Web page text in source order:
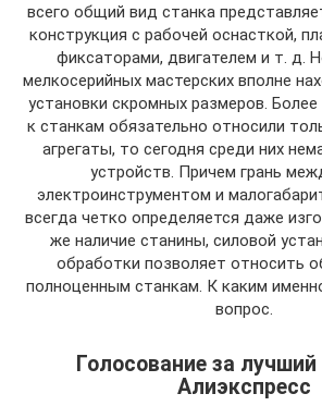
всего общий вид станка
конструкция с рабочей оснасткой,
фиксаторами, двигателем и т. д.
мелкосерийных мастерских вполне
установки скромных размеров. Более
к станкам обязательно относили
агрегаты, то сегодня среди них
устройств. Причем грань
электроинструментом и
всегда четко определяется даже
же наличие станины, силовой
обработки позволяет относить
полноценным станкам. К каким
вопрос.
Голосование за лучший
Алиэкспресс